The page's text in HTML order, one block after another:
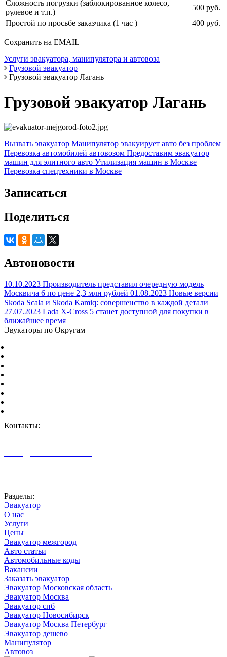
Сложность погрузки (заблокированное колесо,
рулевое и т.п.)
500 руб.
Простой по просьбе заказчика (1 час )
400 руб.
Сохранить на EMAIL
Услуги эвакуатора, манипулятора и автовоза
Грузовой эвакуатор
Грузовой эвакуатор Лагань
Грузовой эвакуатор Лагань
Вызвать эвакуатор Манипулятор эвакуирует авто без проблем
Перевозка автомобилей автовозом Предоставим эвакуатор
машин для элитного авто Утилизация машин в Москве
Перевозка спецтехники в Москве
Записаться
Поделиться
Автоновости
10.10.2023 Производитель представил очередную модель
Москвича 6 по цене 2,3 млн рублей 01.08.2023 Новые версии
Skoda Scala и Skoda Kamiq: совершенство в каждой детали
27.07.2023 Lada X-Cross 5 станет доступной для покупки в
ближайшее время
Эвукаторы по Округам
Контакты:
Разделы:
Эвакуатор
О нас
Услуги
Цены
Эвакуатор межгород
Авто статьи
Автомобильные коды
Вакансии
Заказать эвакуатор
Эвакуатор Московская область
Эвакуатор Москва
Эвакуатор спб
Эвакуатор Новосибирск
Эвакуатор Москва Петербург
Эвакуатор дешево
Манипулятор
Автовоз